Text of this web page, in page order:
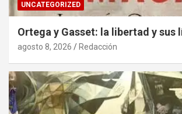
UNCATEGORIZED
Ortega y Gasset: la libertad y sus
agosto 8, 2026 Redacción